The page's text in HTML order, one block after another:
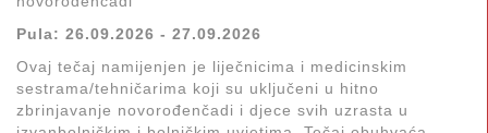
Pula: 26.09.2026 - 27.09.2026
Ovaj tečaj namijenjen je liječnicima i medicinskim
sestrama/tehničarima koji su uključeni u hitno
zbrinjavanje novorođenčadi i djece svih uzrasta u